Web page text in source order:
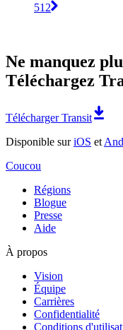
512
Ne manquez
Téléchargez
Télécharger Transit
Disponible suriOS et
Coucou
Régions
Blogue
Presse
Aide
À propos
Vision
Équipe
Carrières
Confidentialité
Conditions